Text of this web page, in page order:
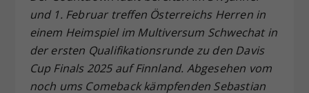
und 1. Februar treffen Österreichs Herren in
einem Heimspiel im Multiversum Schwechat in
der ersten Qualifikationsrunde zu den Davis
Cup Finals 2025 auf Finnland. Abgesehen vom
noch ums Comeback kämpfenden Sebastian
Zweck
Dieser Wert speichert Ihre Consent-
Einstellungen. Unter anderem eine
zufällig generierte ID, für die
historische Speicherung Ihrer
vorgenommen Einstellungen, falls der